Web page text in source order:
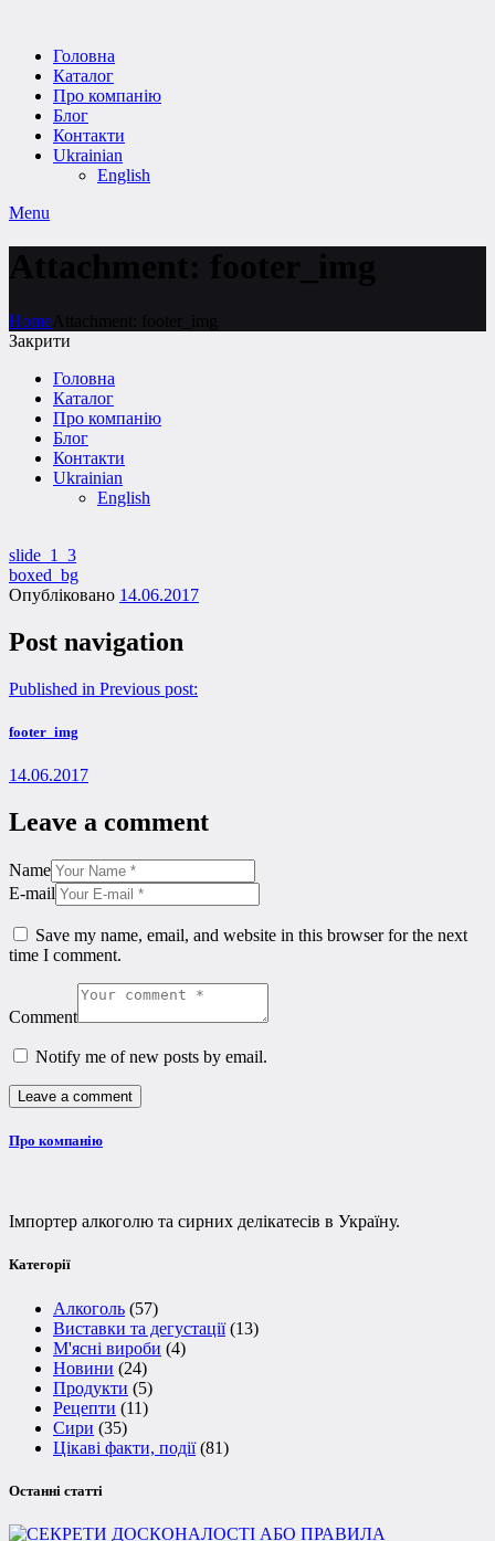
Головна
Каталог
Про компанію
Блог
Контакти
Ukrainian
English
Menu
Attachment: footer_img
Home Attachment: footer_img
Закрити
Головна
Каталог
Про компанію
Блог
Контакти
Ukrainian
English
slide_1_3
boxed_bg
Опубліковано 14.06.2017
Post navigation
Published in Previous post:
footer_img
14.06.2017
Leave a comment
Name
E-mail
Save my name, email, and website in this browser for the next
time I comment.
Comment
Notify me of new posts by email.
Про компанію
Імпортер алкоголю та сирних делікатесів в Україну.
Категорії
Алкоголь (57)
Виставки та дегустації(13)
М'ясні вироби (4)
Новини (24)
Продукти (5)
Рецепти (11)
Сири (35)
Цікаві факти, події(81)
Останні статті